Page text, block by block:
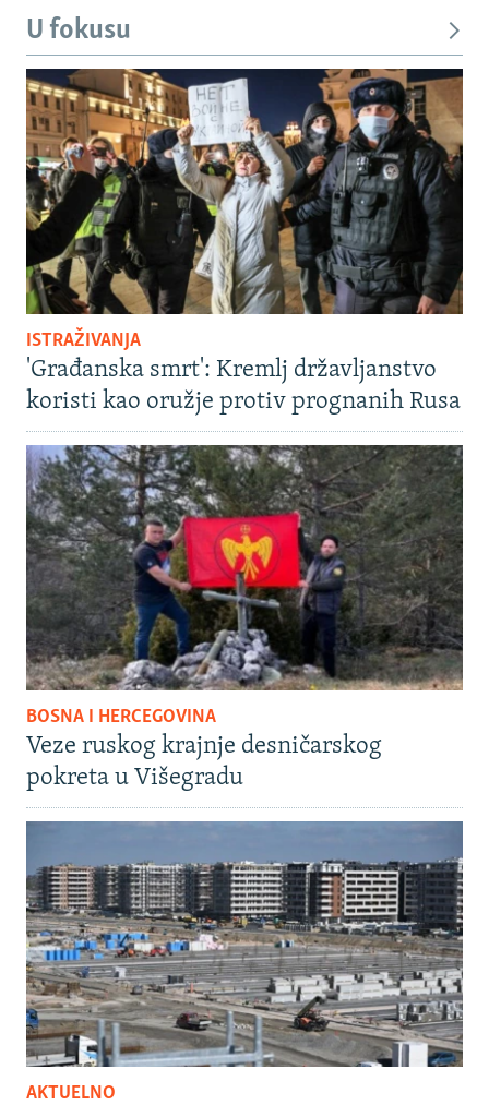
U fokusu
ISTRAŽIVANJA
'Građanska smrt': Kremlj državljanstvo
koristi kao oružje protiv prognanih Rusa
BOSNA I HERCEGOVINA
Veze ruskog krajnje desničarskog
pokreta u Višegradu
AKTUELNO